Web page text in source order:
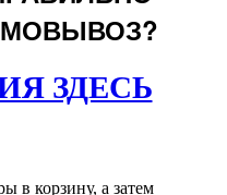
ЗДЕСЬ
в корзину, а затем